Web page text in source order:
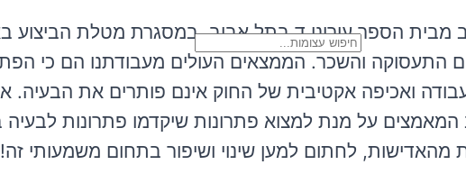
יב מבית הספר עירוני ד בתל אביב. במסגרת מטלת הביצוע
התעסוקה והשכר. הממצאים העולים מעבודתנו הם כי
ואכיפה אקטיבית של החוק אינם פותרים את הבעיה.
על מנת למצוא פתרונות שיקדמו פתרונות לבעיה
מהאדישות, לחתום למען שינוי ושיפור בתחום משמעותי